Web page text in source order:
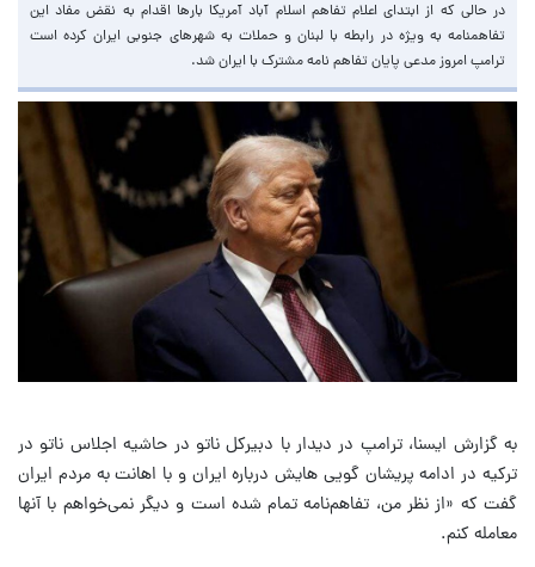
در حالی که از ابتدای اعلام تفاهم اسلام آباد آمریکا بارها اقدام به نقض مفاد این
تفاهمنامه به ویژه در رابطه با لبنان و حملات به شهرهای جنوبی ایران کرده است
ترامپ امروز مدعی پایان تفاهم نامه مشترک با ایران شد.
به گزارش ایسنا، ترامپ در دیدار با دبیرکل ناتو در حاشیه اجلاس ناتو در
ترکیه در ادامه پریشان گویی هایش درباره ایران و با اهانت به مردم ایران
گفت که «از نظر من، تفاهم‌نامه تمام شده است و دیگر نمی‌خواهم با آنها
معامله کنم.